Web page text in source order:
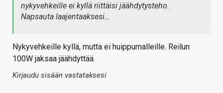
nykyvehkeille ei kyllä riittäisi jäähdytysteho.
Napsauta laajentaaksesi…
Nykyvehkeille kyllä, mutta ei huippumalleille. Reilun
100W jaksaa jäähdyttää.
Kirjaudu sisään vastataksesi